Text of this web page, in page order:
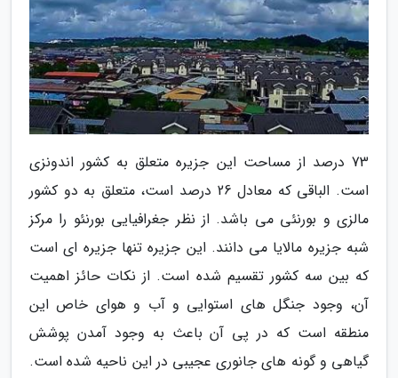
73 درصد از مساحت این جزیره متعلق به کشور اندونزی
است. الباقی که معادل 26 درصد است، متعلق به دو کشور
مالزی و بورنئی می باشد. از نظر جغرافیایی بورنئو را مرکز
شبه جزیره مالایا می دانند. این جزیره تنها جزیره ای است
که بین سه کشور تقسیم شده است. از نکات حائز اهمیت
آن، وجود جنگل های استوایی و آب و هوای خاص این
منطقه است که در پی آن باعث به وجود آمدن پوشش
گیاهی و گونه های جانوری عجیبی در این ناحیه شده است.